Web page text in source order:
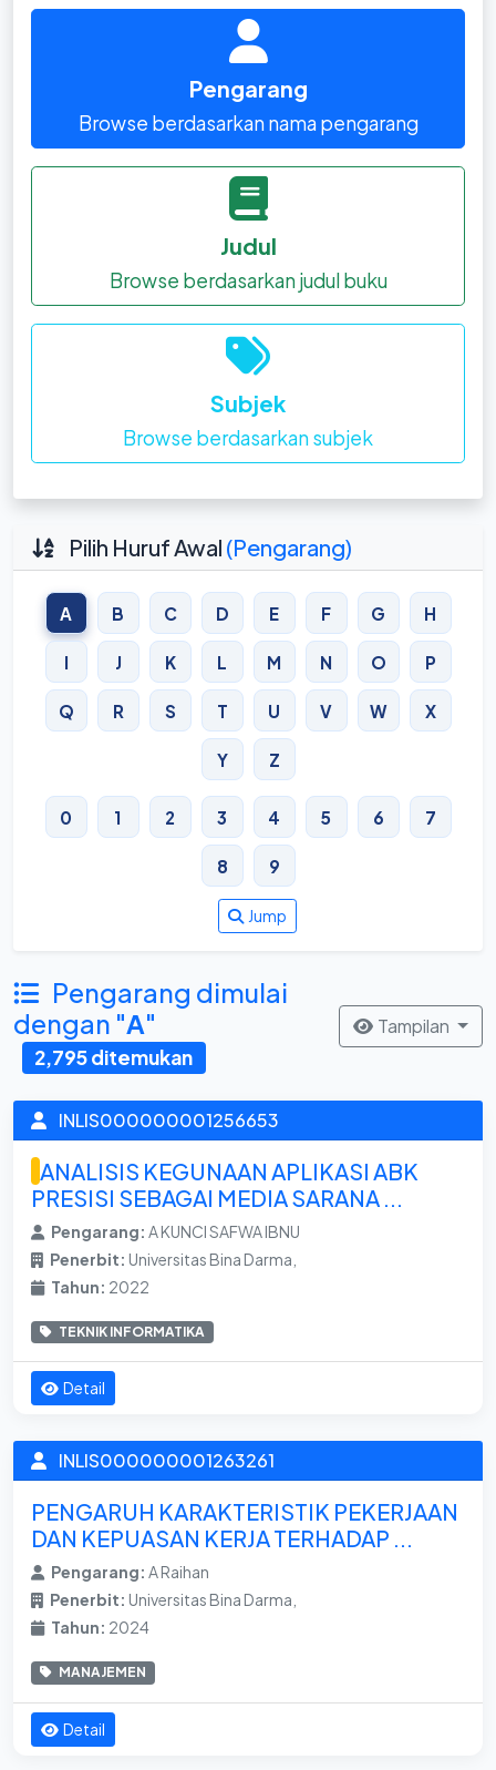
Pengarang
Browse berdasarkan nama pengarang
Judul
Browse berdasarkan judul buku
Subjek
Browse berdasarkan subjek
Pilih Huruf Awal (Pengarang)
A B C D E F G H
I J K L M N O P
Q R S T U V W X
Y Z
0 1 2 3 4 5 6 7
8 9
Jump
Pengarang dimulai
dengan "A"
2,795 ditemukan
Tampilan
INLIS000000001256653
ANALISIS KEGUNAAN APLIKASI ABK
PRESISI SEBAGAI MEDIA SARANA ...
Pengarang: A KUNCI SAFWA IBNU
Penerbit: Universitas Bina Darma,
Tahun: 2022
TEKNIK INFORMATIKA
Detail
INLIS000000001263261
PENGARUH KARAKTERISTIK PEKERJAAN
DAN KEPUASAN KERJA TERHADAP ...
Pengarang: A Raihan
Penerbit: Universitas Bina Darma,
Tahun: 2024
MANAJEMEN
Detail